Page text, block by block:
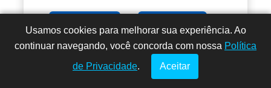
DETALHES DÚVIDAS?
PÓS-GRADUAÇÃO
LATO SENSU
!
Dúvidas? Fale
conosco por
aqui!
Usamos cookies para melhorar sua experiência. Ao
continuar navegando, você concorda com nossa Política
de Privacidade. Aceitar